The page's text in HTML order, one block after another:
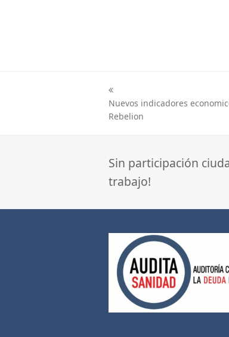
previous
post:
Nuevos indicadores
Rebelion
Sin participación
trabajo!